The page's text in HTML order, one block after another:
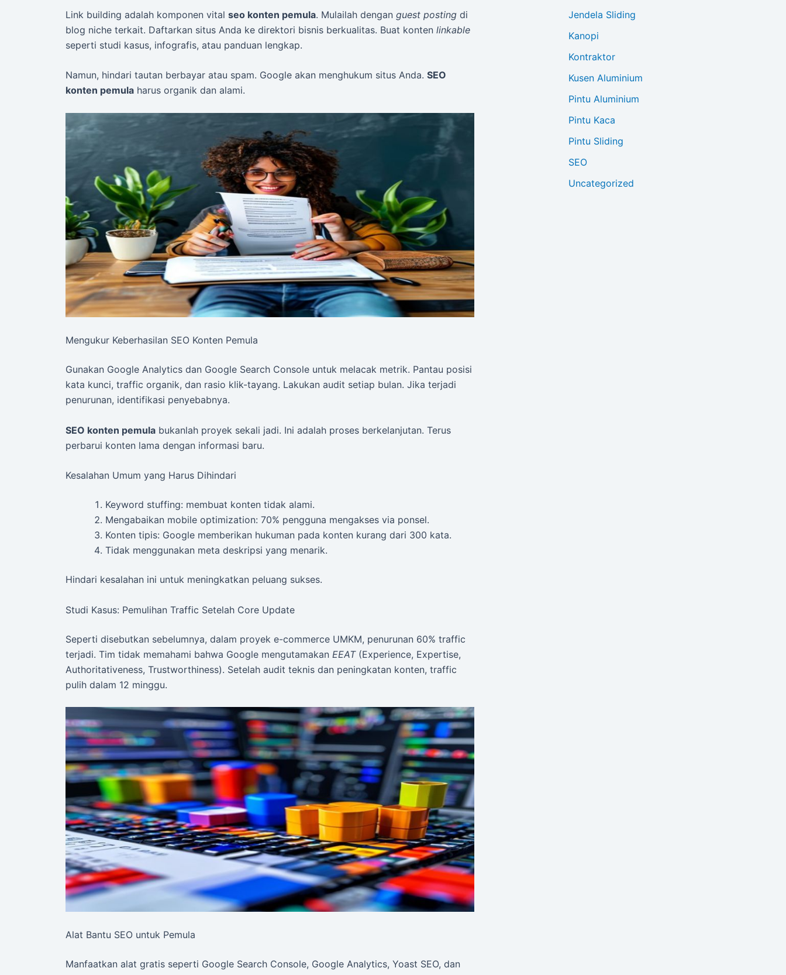
Link building adalah komponen vital seo konten pemula. Mulailah dengan guest posting di
blog niche terkait. Daftarkan situs Anda ke direktori bisnis berkualitas. Buat konten linkable
seperti studi kasus, infografis, atau panduan lengkap.
Namun, hindari tautan berbayar atau spam. Google akan menghukum situs Anda. SEO
konten pemula harus organik dan alami.
Mengukur Keberhasilan SEO Konten Pemula
Gunakan Google Analytics dan Google Search Console untuk melacak metrik. Pantau posisi
kata kunci, traffic organik, dan rasio klik-tayang. Lakukan audit setiap bulan. Jika terjadi
penurunan, identifikasi penyebabnya.
SEO konten pemula bukanlah proyek sekali jadi. Ini adalah proses berkelanjutan. Terus
perbarui konten lama dengan informasi baru.
Kesalahan Umum yang Harus Dihindari
Keyword stuffing: membuat konten tidak alami.
Mengabaikan mobile optimization: 70% pengguna mengakses via ponsel.
Konten tipis: Google memberikan hukuman pada konten kurang dari 300 kata.
Tidak menggunakan meta deskripsi yang menarik.
Hindari kesalahan ini untuk meningkatkan peluang sukses.
Studi Kasus: Pemulihan Traffic Setelah Core Update
Seperti disebutkan sebelumnya, dalam proyek e-commerce UMKM, penurunan 60% traffic
terjadi. Tim tidak memahami bahwa Google mengutamakan EEAT(Experience, Expertise,
Authoritativeness, Trustworthiness). Setelah audit teknis dan peningkatan konten, traffic
pulih dalam 12 minggu.
Alat Bantu SEO untuk Pemula
Manfaatkan alat gratis seperti Google Search Console, Google Analytics, Yoast SEO, dan
Jendela Sliding
Kanopi
Kontraktor
Kusen Aluminium
Pintu Aluminium
Pintu Kaca
Pintu Sliding
SEO
Uncategorized